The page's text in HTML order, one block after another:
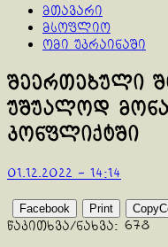
მთავარი
მსოფლიო
ომი უკრაინაში
შეერთებული
უშუალოდ
კონფლიქტში
01.12.2022 - 14:14
Facebook Print Copy
წაკითხვა/ნახვა: 678